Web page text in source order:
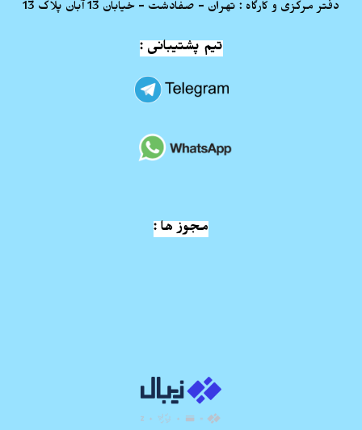
دفتر مرکزی و کارگاه : تهران - صفادشت - خیابان 13 آبان پلاک 13
تیم پشتیبانی :
مجوز ها :